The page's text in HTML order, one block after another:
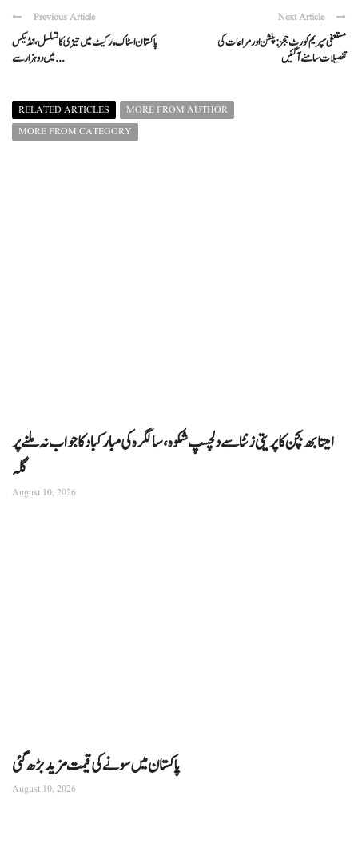
Previous Article
پاکستان اسٹاک مارکیٹ میں تیزی کا تسلسل، انڈیکس
میں دو ہزار سے ...
Next Article
مستعفی سپریم کورٹ ججز: پنشن اور مراعات کی
تفصیلات سامنے آ گئیں
RELATED ARTICLES
MORE FROM AUTHOR
MORE FROM CATEGORY
امیتابھ بچن کا پریتی زنٹا سے دلچسپ شکوہ، سالگرہ کی مبارکباد کا جواب نہ ملنے پر
گلہ
August 10, 2026
پاکستان میں سونے کی قیمت مزید بڑھ گئی
August 10, 2026